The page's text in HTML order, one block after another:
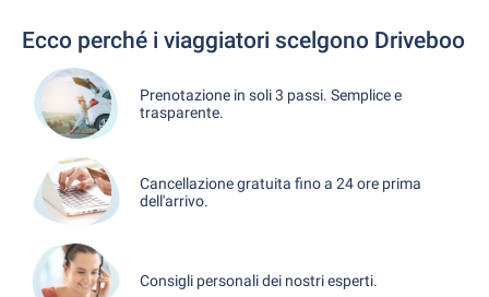
Ecco perché i viaggiatori scelgono Driveboo
Prenotazione in soli 3 passi. Semplice e
trasparente.
Cancellazione gratuita fino a 24 ore prima
dell'arrivo.
Consigli personali dei nostri esperti.